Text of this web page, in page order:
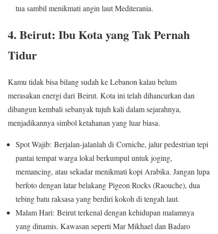
tua sambil menikmati angin laut Mediterania.
4. Beirut: Ibu Kota yang Tak Pernah
Tidur
Kamu tidak bisa bilang sudah ke Lebanon kalau belum
merasakan energi dari Beirut. Kota ini telah dihancurkan dan
dibangun kembali sebanyak tujuh kali dalam sejarahnya,
menjadikannya simbol ketahanan yang luar biasa.
Spot Wajib: Berjalan-jalanlah di Corniche, jalur pedestrian tepi
pantai tempat warga lokal berkumpul untuk joging,
memancing, atau sekadar menikmati kopi Arabika. Jangan lupa
berfoto dengan latar belakang Pigeon Rocks (Raouche), dua
tebing batu raksasa yang berdiri kokoh di tengah laut.
Malam Hari: Beirut terkenal dengan kehidupan malamnya
yang dinamis. Kawasan seperti Mar Mikhael dan Badaro